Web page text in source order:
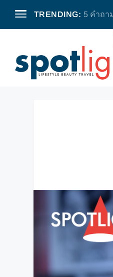
TRENDING: 5 คำถา